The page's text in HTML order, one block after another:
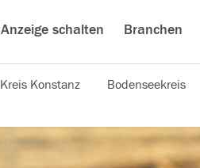
Anzeige schalten Branchen
Kreis Konstanz Bodenseekreis